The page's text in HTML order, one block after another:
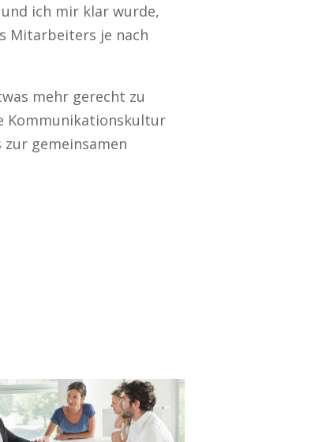
ich mir klar wurde,
Mitarbeiters je nach
mehr gerecht zu
Kommunikationskultur
zur gemeinsamen